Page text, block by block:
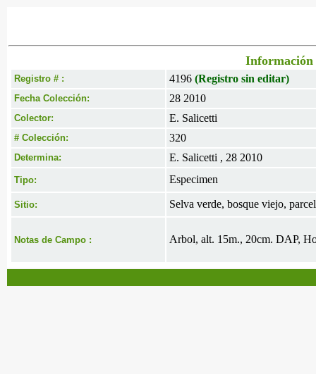
Información
Registro # : 4196 (Registro sin editar)
Fecha Colección: 28 2010
Colector: E. Salicetti
# Colección: 320
Determina: E. Salicetti , 28 2010
Tipo: Especimen
Sitio: Selva verde, bosque viejo,
Notas de Campo : Arbol, alt. 15m., 20cm. DAP,